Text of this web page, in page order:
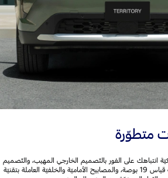
متطوّرة
انتباهك على الفور بالتّصميم الخارجي المهيب، والتّصميم
الدّاخلي الأنيق، والعجلات المعدنيّة قياس 19 بوصة، والمصابيح الأماميّة والخلفيّة العاملة بتقنيّة